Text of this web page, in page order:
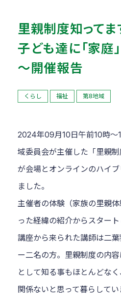
里親制度知ってま
子ども達に「家庭
～開催報告
くらし 福祉 第8地域
2024年09月10日午前10時～
域委員会が主催した「里親
が会場とオンラインのハイ
ました。
主催者の体験（家族の里親
った経緯の紹介からスター
講座から来られた講師は二
ー二名の方。里親制度の内
として知る事もほとんどな
関係ないと思って暮らしてい